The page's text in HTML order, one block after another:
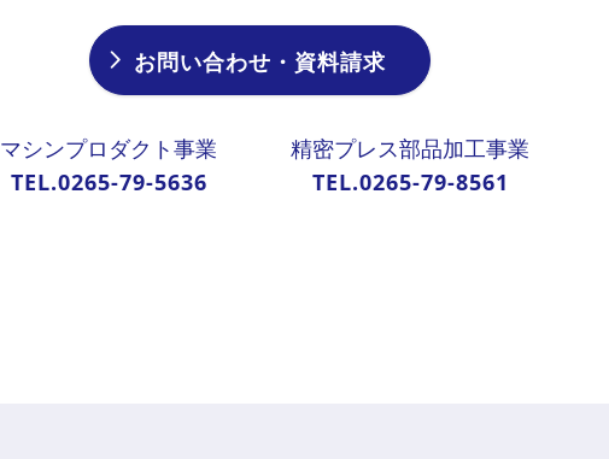
お問い合わせ・資料請求
マシンプロダクト事業
TEL.0265-79-5636
精密プレス部品加工事業
TEL.0265-79-8561